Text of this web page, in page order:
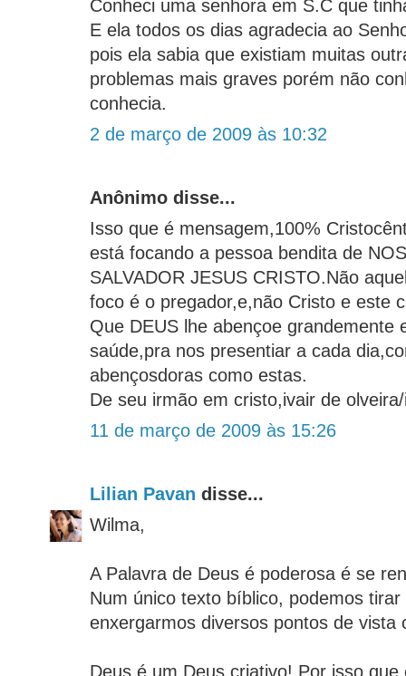
Conheci uma senhora em S.C que
E ela todos os dias agradecia ao
pois ela sabia que existiam muitas
problemas mais graves porém não
conhecia.
2 de março de 2009 às 10:32
Anônimo disse...
Isso que é mensagem,100%
está focando a pessoa bendita de
SALVADOR JESUS CRISTO.Não
foco é o pregador,e,não Cristo e este
Que DEUS lhe abençoe grandemente
saúde,pra nos presentiar a cada
abençosdoras como estas.
De seu irmão em cristo,ivair de
11 de março de 2009 às 15:26
Lilian Pavan disse...
Wilma,
A Palavra de Deus é poderosa é se
Num único texto bíblico, podemos
enxergarmos diversos pontos de vista
Deus é um Deus criativo! Por isso